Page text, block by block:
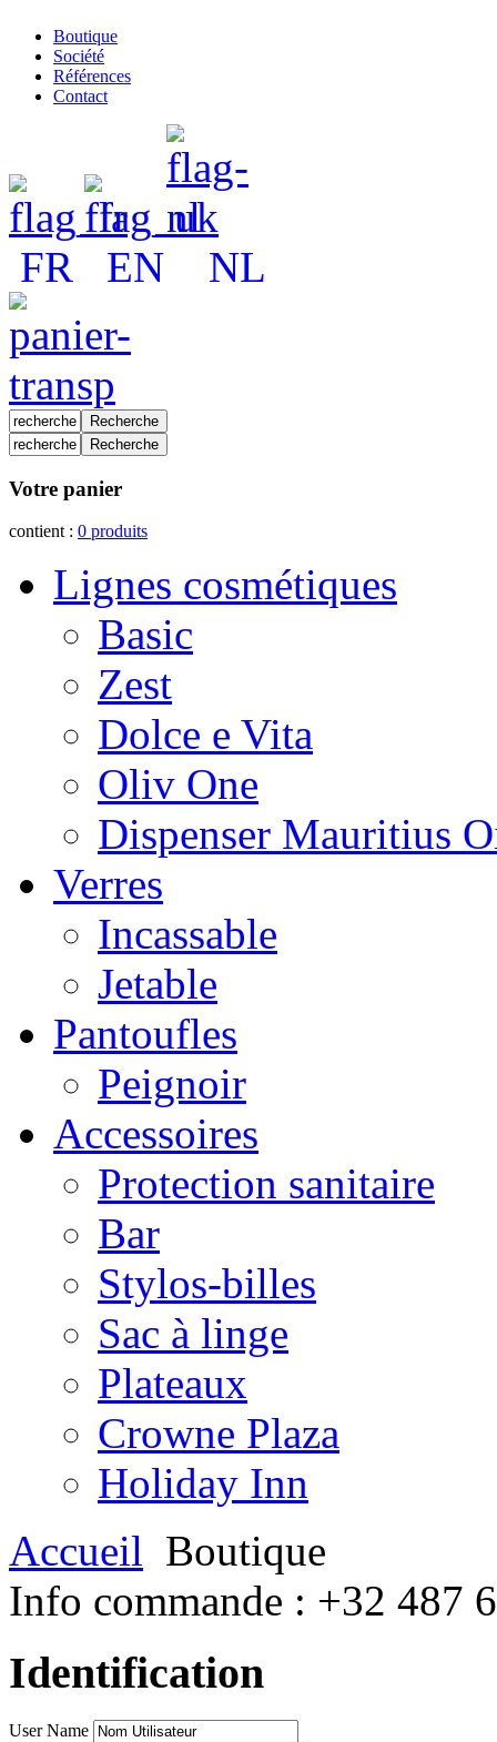
Boutique
Société
Références
Contact
FR EN NL
Votre panier
contient : 0 produits
Lignes cosmétiques
Basic
Zest
Dolce e Vita
Oliv One
Dispenser Mauritius
Verres
Incassable
Jetable
Pantoufles
Peignoir
Accessoires
Protection sanitaire
Bar
Stylos-billes
Sac à linge
Plateaux
Crowne Plaza
Holiday Inn
Accueil Boutique
Info commande : +32 487
Identification
User Name